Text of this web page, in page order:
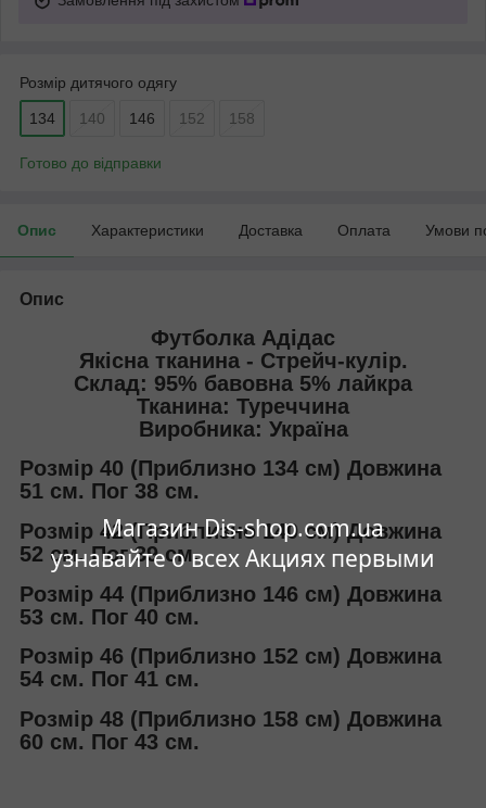
Магазин Dis-shop.com.ua
узнавайте о всех Акциях первыми
Розмір дитячого одягу
134 140 146 152 158
Готово до відправки
Опис Характеристики Доставка Оплата Умови
Опис
Футболка Адідас
Якісна тканина - Стрейч-кулір.
Склад: 95% бавовна 5% лайкра
Тканина: Туреччина
Виробника: Україна
Розмір 40 (Приблизно 134 см) Довжина
51 см. Пог 38 см.
Розмір 42 (Приблизно 140 см) Довжина
52 см. Пог 39 см.
Розмір 44 (Приблизно 146 см) Довжина
53 см. Пог 40 см.
Розмір 46 (Приблизно 152 см) Довжина
54 см. Пог 41 см.
Розмір 48 (Приблизно 158 см) Довжина
60 см. Пог 43 см.